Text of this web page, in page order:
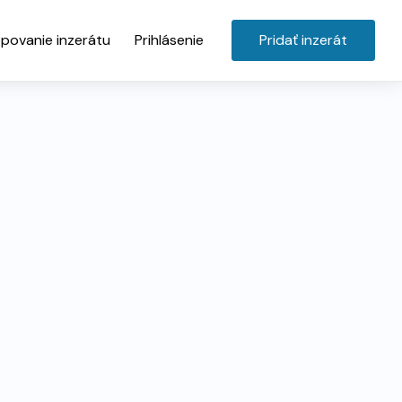
inzerátu Prihlásenie Pridať inzerát